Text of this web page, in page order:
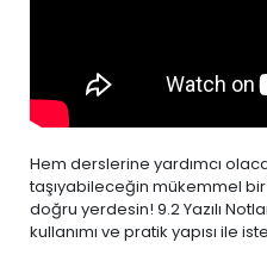
Hem derslerine yardımcı
taşıyabileceğin mükemmel bir
doğru yerdesin! 9.2 Yazılı
kullanımı ve pratik yapısı ile